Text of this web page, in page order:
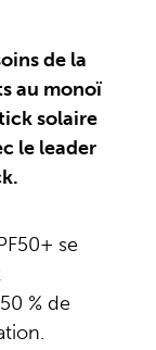
de la
au monoï
solaire
le leader
se
% de